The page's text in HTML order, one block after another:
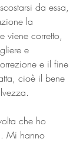
da essa,
la
viene corretto,
e
e il fine
cioè il bene
che ho
Mi hanno